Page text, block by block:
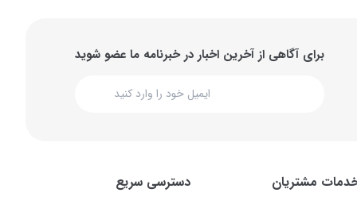
برای آگاهی از آخرین اخبار در خبرنامه ما عضو شوید
مشتریان دسترسی سریع